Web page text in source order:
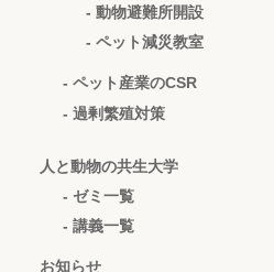
- 動物避難所開設
- ペット減災教室
- ペット産業のCSR
- 過剰繁殖対策
人と動物の共生大学
- ゼミ一覧
- 講義一覧
お知らせ